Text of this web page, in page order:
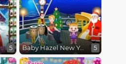
5 Baby Hazel New Year Bash 5